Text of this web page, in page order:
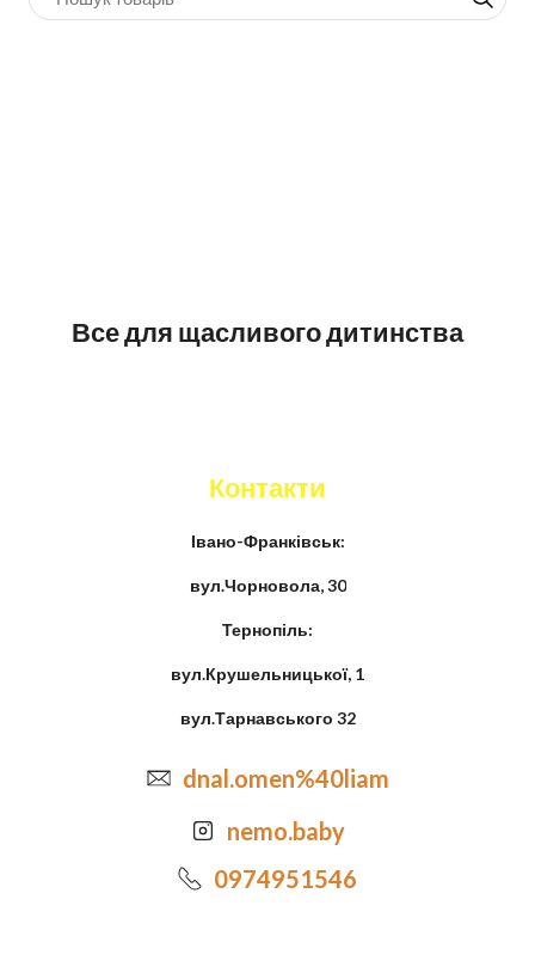
Все для щасливого дитинства
Контакти
Івано-Франківськ:
вул.Чорновола, 30
Тернопіль:
вул.Крушельницької, 1
вул.Тарнавського 32
dnal.omen%40liam
nemo.baby
0974951546